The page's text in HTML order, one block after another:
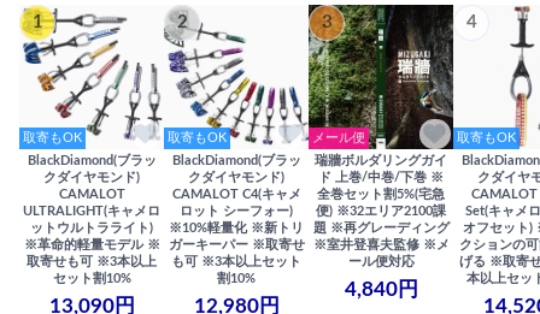
1
取寄もOK
BlackDiamond(ブラッ
クダイヤモンド)
CAMALOT
ULTRALIGHT(キャメロ
ットウルトラライト)
※革命的軽量モデル ※
取寄せも可 ※3本以上
セット割10%
13,090円
2
取寄もOK
BlackDiamond(ブラッ
クダイヤモンド)
CAMALOT C4(キャメ
ロット シーフォー)
※10%軽量化 ※新トリ
ガーキーパー ※取寄せ
も可 ※3本以上セット
割10%
12,980円
3
メール便
瑞牆ボルダリングガイ
ド 上巻/中巻/下巻 ※
全巻セット割5%(宅急
便) ※32エリア2100課
題 ※再グレーディング
※室井登喜夫監修 ※メ
ール便対応
4,840円
4
取寄もOK
クダイヤ
Set(キャメ
オフセット)
クションの
げる ※取寄
本以上セッ